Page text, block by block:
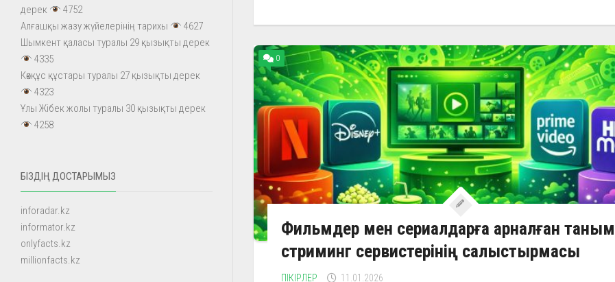
0
Фильмдер мен сериалдарға арналған
стриминг сервистерінің салыстырмасы
ПІКІРЛЕР 11.01.2026
дерек
4752
Алғашқы жазу жүйелерінің тарихы
4627
Шымкент қаласы туралы 29 қызықты дерек
4335
Көкқұс құстары туралы 27 қызықты дерек
4323
Ұлы Жібек жолы туралы 30 қызықты дерек
4258
БІЗДІҢ ДОСТАРЫМЫЗ
inforadar.kz
informator.kz
onlyfacts.kz
millionfacts.kz